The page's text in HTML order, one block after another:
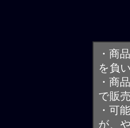
・商
を負
・商
で販
・可
が、